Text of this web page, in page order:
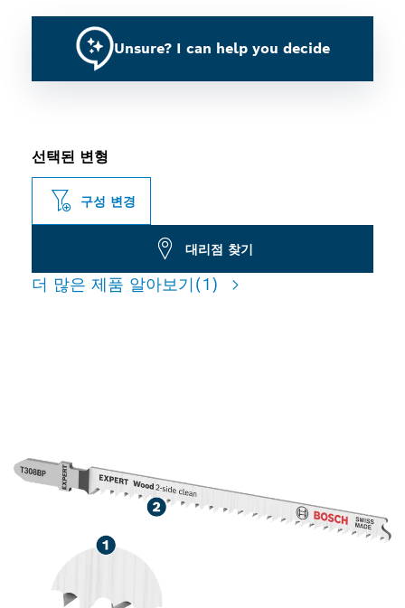
Unsure? I can help you decide
선택된 변형
구성 변경
대리점 찾기
더 많은 제품 알아보기(1)